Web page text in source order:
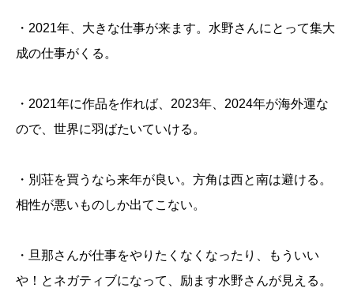
・2021年、大きな仕事が来ます。水野さんにとって集大
成の仕事がくる。
・2021年に作品を作れば、2023年、2024年が海外運な
ので、世界に羽ばたいていける。
・別荘を買うなら来年が良い。方角は西と南は避ける。
相性が悪いものしか出てこない。
・旦那さんが仕事をやりたくなくなったり、もういい
や！とネガティブになって、励ます水野さんが見える。